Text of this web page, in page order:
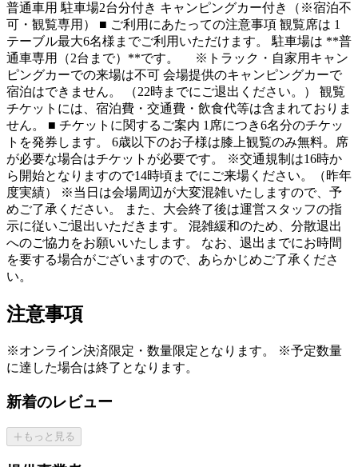
普通車用 駐車場2台分付き キャンピングカー付き（※宿泊不
可・観覧専用） ■ ご利用にあたっての注意事項 観覧席は 1
テーブル最大6名様までご利用いただけます。 駐車場は **普
通車専用（2台まで）**です。 ※トラック・自家用キャン
ピングカーでの来場は不可 会場提供のキャンピングカーで
宿泊はできません。 （22時までにご退出ください。） 観覧
チケットには、宿泊費・交通費・飲食代等は含まれておりま
せん。 ■ チケットに関するご案内 1席につき6名分のチケッ
トを発券します。 6歳以下のお子様は膝上観覧のみ無料。席
が必要な場合はチケットが必要です。 ※交通規制は16時か
ら開始となりますので14時頃までにご来場ください。（昨年
度実績） ※当日は会場周辺が大変混雑いたしますので、予
めご了承ください。 また、大会終了後は運営スタッフの指
示に従いご退出いただきます。 混雑緩和のため、分散退出
へのご協力をお願いいたします。 なお、退出までにお時間
を要する場合がございますので、あらかじめご了承くださ
い。
注意事項
※オンライン決済限定・数量限定となります。 ※予定数量
に達した場合は終了となります。
新着のレビュー
もっと見る